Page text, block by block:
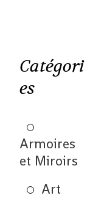
Catégori
es
Armoires
et Miroirs
Art